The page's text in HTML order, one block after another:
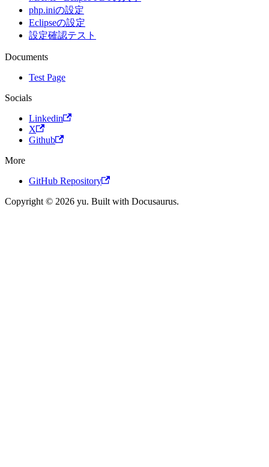
php.iniの設定
Eclipseの設定
設定確認テスト
Documents
Test Page
Socials
Linkedin
X
Github
More
GitHub Repository
Copyright © 2026 yu. Built with Docusaurus.